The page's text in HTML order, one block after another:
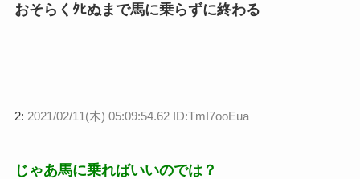
おそらくﾀﾋぬまで馬に乗らずに終わる
2: 2021/02/11(木) 05:09:54.62 ID:TmI7ooEua
じゃあ馬に乗ればいいのでは？